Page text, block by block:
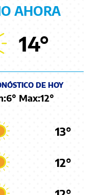
AHORA
14°
DE HOY
6° Max:12°
13°
12°